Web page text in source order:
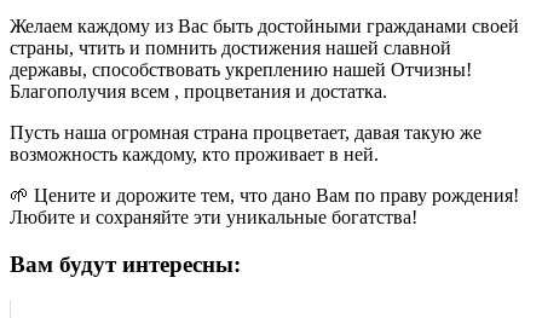
Желаем каждому из Вас быть достойными гражданами своей
страны, чтить и помнить достижения нашей славной
державы, способствовать укреплению нашей Отчизны!
Благополучия всем , процветания и достатка.
Пусть наша огромная страна процветает, давая такую же
возможность каждому, кто проживает в ней.
🌱 Цените и дорожите тем, что дано Вам по праву рождения!
Любите и сохраняйте эти уникальные богатства!
Вам будут интересны: